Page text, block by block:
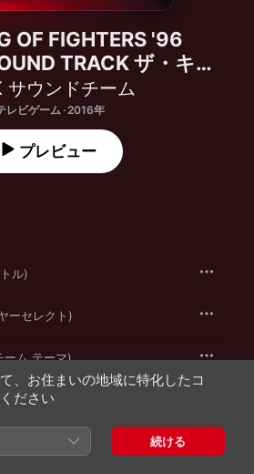
OF FIGHTERS '96
TRACK ザ・キン
・ファイターズ
サウンドチーム
レビゲーム · 2016年
プレビュー
ル)
ーセレクト)
ーム テーマ)
)
伝説チーム テーマ)
、お住まいの地域に特化したコ
ださい
続ける